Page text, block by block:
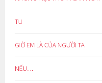
TU
GIỜ EM LÀ CỦA NGƯỜI TA
NẾU…